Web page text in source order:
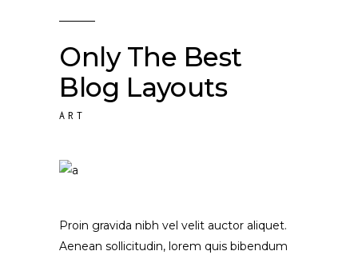
Only The Best
Blog Layouts
ART
Proin gravida nibh vel velit auctor aliquet.
Aenean sollicitudin, lorem quis bibendum